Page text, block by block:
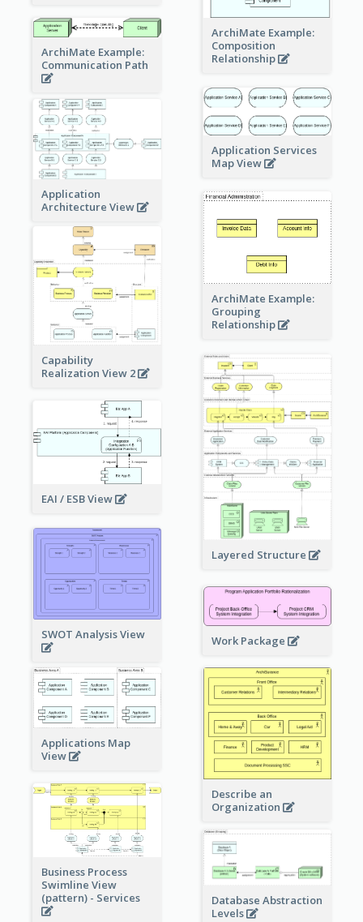
ArchiMate Example:
Composition
Relationship
ArchiMate Example:
Communication Path
Application Services
Map View
Application
Architecture View
ArchiMate Example:
Grouping
Relationship
Capability
Realization View 2
Layered Structure
EAI / ESB View
SWOT Analysis View Work Package
Applications Map
View
Describe an
Organization
Business Process
Swimline View
(pattern) - Services
Database Abstraction
Levels